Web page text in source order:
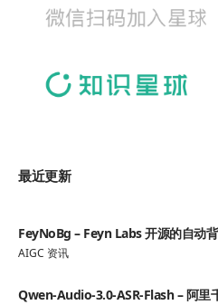
最近更新
FeyNoBg – Feyn Labs 开源的自动
AIGC 资讯
Qwen-Audio-3.0-ASR-Flash – 阿里